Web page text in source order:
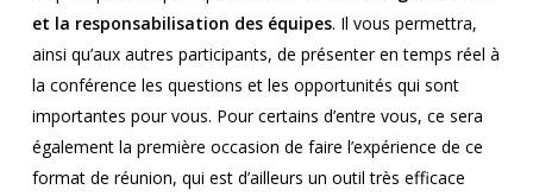
et la responsabilisation des équipes. Il vous permettra,
ainsi qu’aux autres participants, de présenter en temps réel à
la conférence les questions et les opportunités qui sont
importantes pour vous. Pour certains d’entre vous, ce sera
également la première occasion de faire l’expérience de ce
format de réunion, qui est d’ailleurs un outil très efficace